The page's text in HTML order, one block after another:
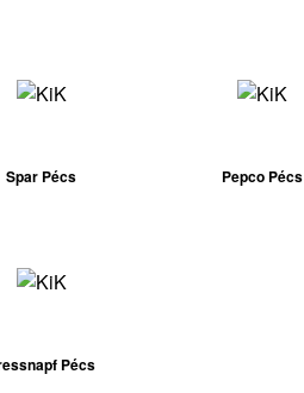
Spar Pécs Pepco Pécs
Pécs